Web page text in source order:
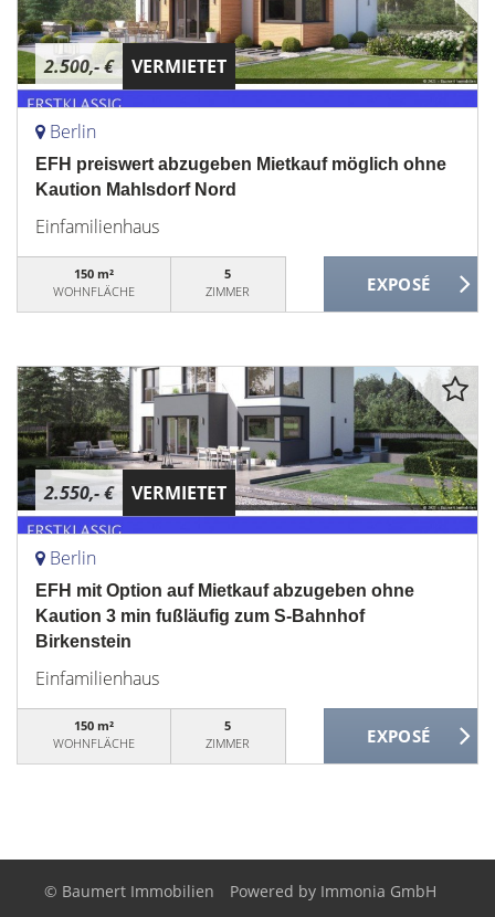
2.500,- € VERMIETET
Berlin
EFH preiswert abzugeben Mietkauf möglich ohne
Kaution Mahlsdorf Nord
Einfamilienhaus
150 m²
WOHNFLÄCHE
5
ZIMMER
2.550,- € VERMIETET
Berlin
EFH mit Option auf Mietkauf abzugeben ohne
Kaution 3 min fußläufig zum S-Bahnhof
Birkenstein
Einfamilienhaus
150 m²
WOHNFLÄCHE
5
ZIMMER
© Baumert Immobilien Powered by Immonia GmbH